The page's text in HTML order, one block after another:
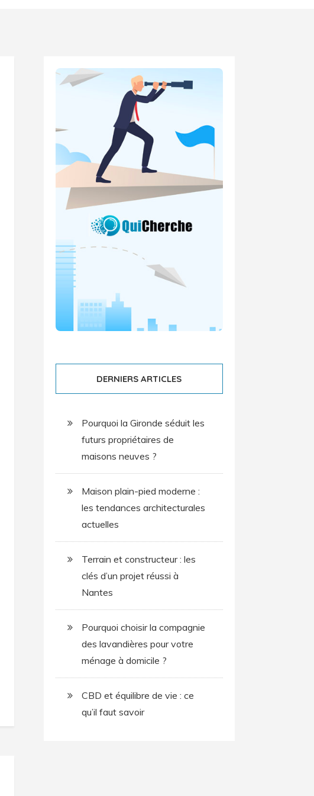
DERNIERS ARTICLES
Pourquoi la Gironde séduit les
futurs propriétaires de
maisons neuves ?
Maison plain-pied moderne :
les tendances architecturales
actuelles
Terrain et constructeur : les
clés d’un projet réussi à
Nantes
Pourquoi choisir la compagnie
des lavandières pour votre
ménage à domicile ?
CBD et équilibre de vie : ce
qu’il faut savoir